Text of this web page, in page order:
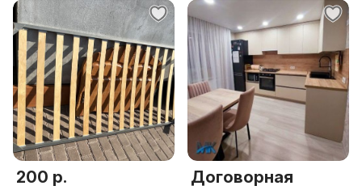
200 р. Договорная